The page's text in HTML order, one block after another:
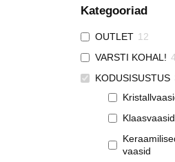
Kategooriad
OUTLET 12
VARSTI KOHAL!
KODUSISUSTUS
Klaasvaasid
vaasid